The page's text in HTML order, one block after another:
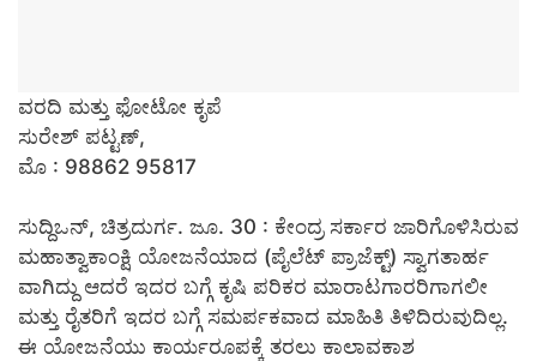
ವರದಿ ಮತ್ತು ಫೋಟೋ ಕೃಪೆ
ಸುರೇಶ್ ಪಟ್ಟಣ್,
ಮೊ : 98862 95817
ಸುದ್ದಿಒನ್, ಚಿತ್ರದುರ್ಗ. ಜೂ. 30 : ಕೇಂದ್ರ ಸರ್ಕಾರ ಜಾರಿಗೊಳಿಸಿರುವ
ಮಹಾತ್ವಾಕಾಂಕ್ಷಿ ಯೋಜನೆಯಾದ (ಪೈಲೆಟ್ ಪ್ರಾಜೆಕ್ಟ್) ಸ್ವಾಗತಾರ್ಹ
ವಾಗಿದ್ದು ಆದರೆ ಇದರ ಬಗ್ಗೆ ಕೃಷಿ ಪರಿಕರ ಮಾರಾಟಗಾರರಿಗಾಗಲೀ
ಮತ್ತು ರೈತರಿಗೆ ಇದರ ಬಗ್ಗೆ ಸಮರ್ಪಕವಾದ ಮಾಹಿತಿ ತಿಳಿದಿರುವುದಿಲ್ಲ.
ಈ ಯೋಜನೆಯು ಕಾರ್ಯರೂಪಕ್ಕೆ ತರಲು ಕಾಲಾವಕಾಶ